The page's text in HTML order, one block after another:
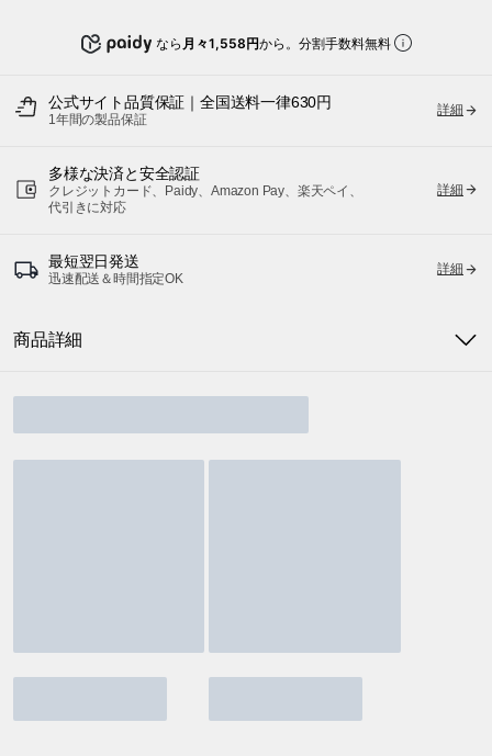
なら 月々1,558円から。分割手数料無料
公式サイト品質保証｜全国送料一律630円
1年間の製品保証
詳細
多様な決済と安全認証
クレジットカード、Paidy、Amazon Pay、楽天ペイ、
代引きに対応
詳細
最短翌日発送
迅速配送＆時間指定OK
詳細
商品詳細